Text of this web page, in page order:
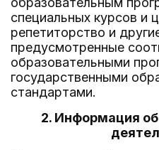
специальных курсов и
репетиторство и
предусмотренные
образовательными
государственными
стандартами.
2. Информация